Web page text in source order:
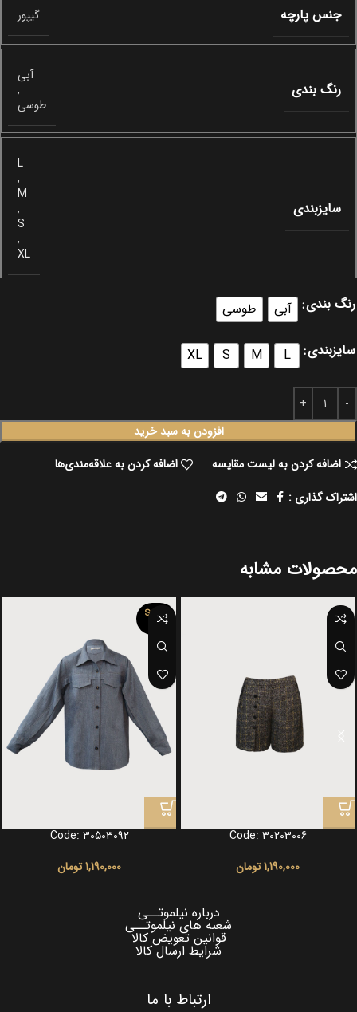
جنس پارچه گیپور
رنگ بندی
آبی
,
طوسی
سایزبندی
L
,
M
,
S
,
XL
رنگ بندی آبی طوسی
سایزبندی L
M
S
XL
افزودن به سبد خرید
اضافه کردن به لیست مقایسه
اضافه کردن به علاقه‌مندی‌ها
اشتراک گذاری :
محصولات مشابه
Code: 30203006
1,190,000تومان
SOLD
OUT
Code: 30503092
1,190,000تومان
درباره نیلموتــی
شعبه های نیلموتــی
قوانین تعویض کالا
شرایط ارسال کالا
ارتباط با ما